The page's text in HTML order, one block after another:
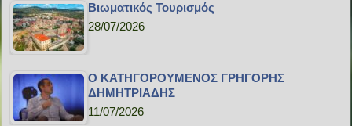
Bιωματικός Τουρισμός
28/07/2026
Ο ΚΑΤΗΓΟΡΟΥΜΕΝΟΣ ΓΡΗΓΟΡΗΣ
ΔΗΜΗΤΡΙΑΔΗΣ
11/07/2026